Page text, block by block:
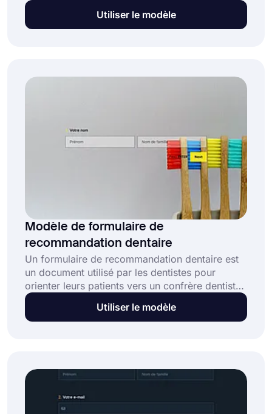
le modèle de formulaire de demande sans
référence gratuit de forms.app, vous pouvez
Utiliser le modèle
Modèle de formulaire de
recommandation dentaire
Un formulaire de recommandation dentaire est
un document utilisé par les dentistes pour
orienter leurs patients vers un confrère dentiste.
Que vous soyez dentiste, hygiéniste ou
orthodontiste, ce modèle de formulaire de
Utiliser le modèle